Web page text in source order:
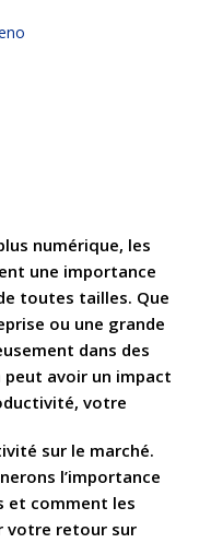
numérique, les
une importance
toutes tailles. Que
ou une grande
dans des
avoir un impact
votre
sur le marché.
l’importance
et comment les
votre retour sur